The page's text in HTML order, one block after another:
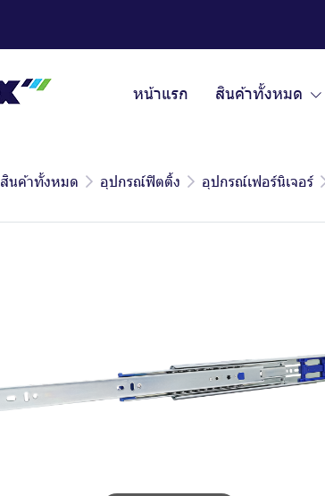
หน้าแรก สินค้าทั้งหมด
สินค้าทั้งหมด อุปกรณ์ฟิตติ้ง อุปกรณ์เฟอร์นิเจอร์